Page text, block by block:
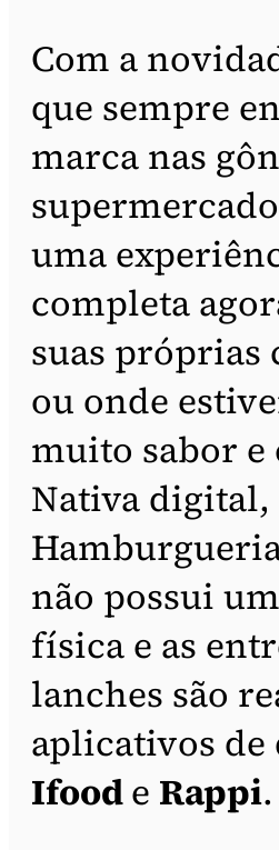
Com a
que sempre
marca nas
uma
completa
suas próprias
ou onde
muito sabor
Nativa digital,
não possui
física e as
lanches são
aplicativos
Ifoode Rappi.